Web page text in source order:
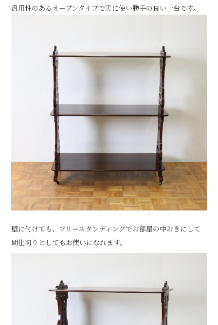
汎用性のあるオープンタイプで実に使い勝手の良い一台です。
壁に付けても、フリースタンディングでお部屋の中おきにして
間仕切りとしてもお使いになれます。